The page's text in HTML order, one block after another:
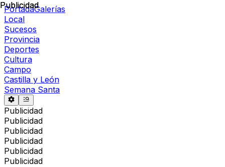
PortadaGalerías
Local
Sucesos
Provincia
Deportes
Cultura
Campo
Castilla y León
Semana Santa
Publicidad
Publicidad
Publicidad
Publicidad
Publicidad
Publicidad
Publicidad
Publicidad